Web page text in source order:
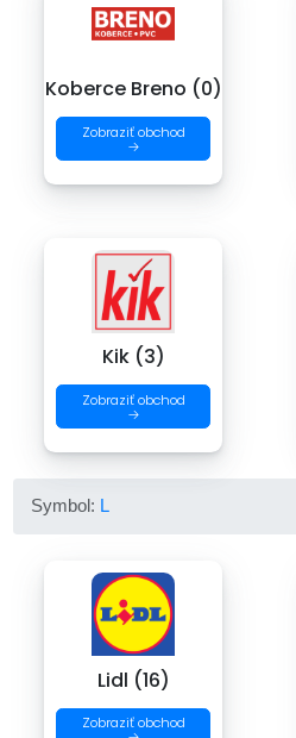
Koberce Breno (0)
Zobraziť obchod
→
Kik (3)
Zobraziť obchod
→
Symbol: L
Lidl (16)
Zobraziť obchod